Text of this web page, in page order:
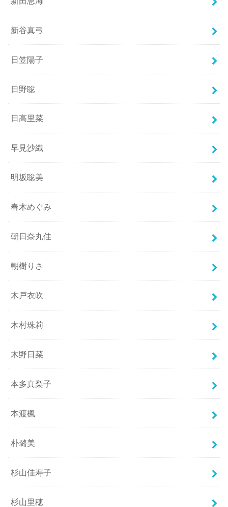
新谷真弓
日笠陽子
日野聡
日高里菜
早見沙織
明坂聡美
春木めぐみ
朝日奈丸佳
朝樹りさ
木戸衣吹
木村珠莉
木野日菜
本多真梨子
本渡楓
朴璐美
杉山佳寿子
杉山里穂